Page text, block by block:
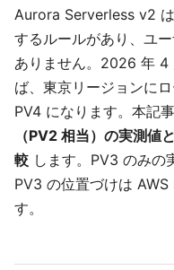
Aurora Serverless v2
するルールがあり、ユ
ありません。2026 年 4
ば、東京リージョンに
PV4 になります。本記
（PV2 相当）の実測値
較 します。PV3 のみの
PV3 の位置づけは
す。